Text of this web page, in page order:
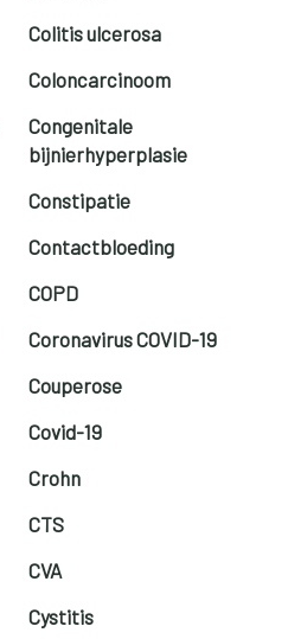
Colitis ulcerosa
Coloncarcinoom
Congenitale
bijnierhyperplasie
Constipatie
Contactbloeding
COPD
Coronavirus COVID-19
Couperose
Covid-19
Crohn
CTS
CVA
Cystitis